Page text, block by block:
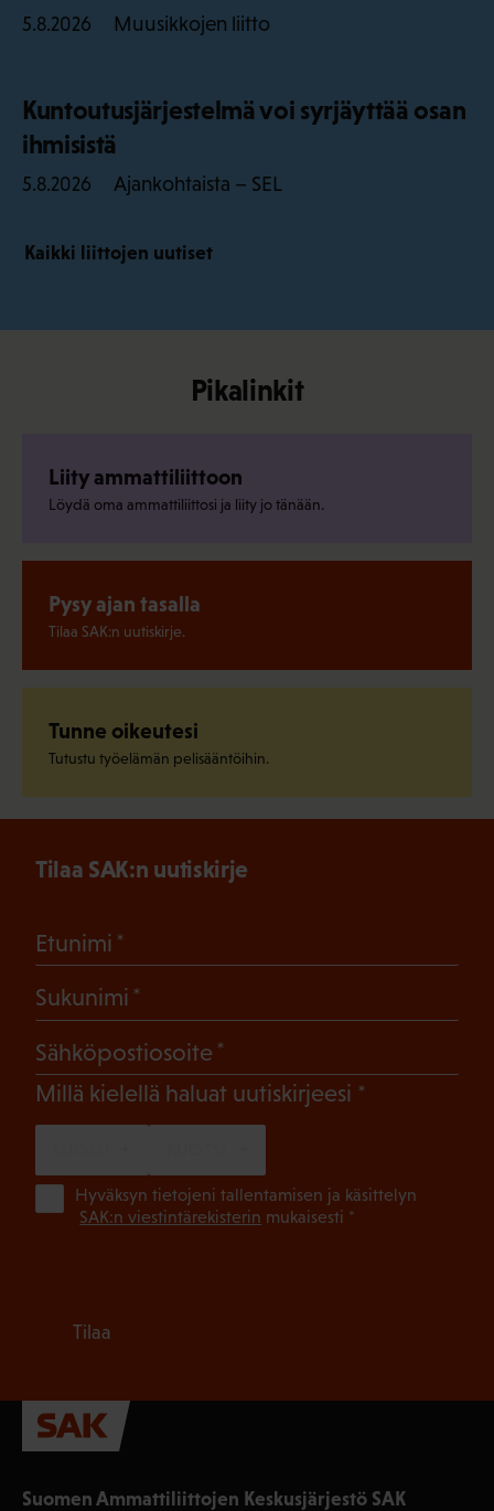
5.8.2026 Muusikkojen liitto
Kuntoutusjärjestelmä voi syrjäyttää osan
ihmisistä
5.8.2026 Ajankohtaista – SEL
Kaikki liittojen uutiset
Pikalinkit
Liity ammattiliittoon
Löydä oma ammattiliittosi ja liity jo tänään.
Pysy ajan tasalla
Tilaa SAK:n uutiskirje.
Tunne oikeutesi
Tutustu työelämän pelisääntöihin.
Suomen Ammattiliittojen Keskusjärjestö SAK
Tilaa SAK:n uutiskirje
Etunimi
Sukunimi
Sähköpostiosoite
Millä kielellä haluat uutiskirjeesi (Pakollinen)
Hyväksyn tietojeni tallentamisen ja käsittelyn
SAK:n viestintärekisterin mukaisesti *
Tilaa